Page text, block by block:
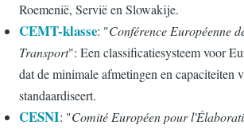
Roemenië, Servië en Slowakije.
CEMT-klasse: "Conférence Européenne
Transport": Een classificatiesysteem voor
dat de minimale afmetingen en capaciteiten
standaardiseert.
CESNI: "Comité Européen pour